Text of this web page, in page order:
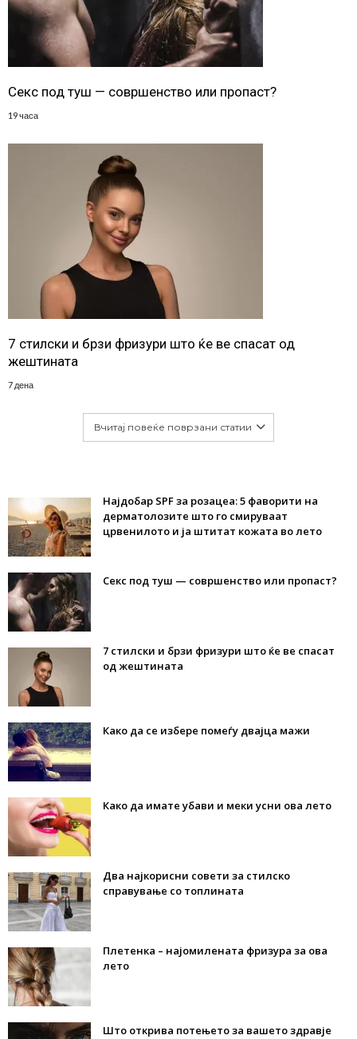
Секс под туш — совршенство или пропаст?
19 часа
7 стилски и брзи фризури што ќе ве спасат од
жештината
7 дена
Вчитај повеќе поврзани статии
Најдобар SPF за розацеа: 5 фаворити на
дерматолозите што го смируваат
црвенилото и ја штитат кожата во лето
Секс под туш — совршенство или пропаст?
7 стилски и брзи фризури што ќе ве спасат
од жештината
Како да се избере помеѓу двајца мажи
Како да имате убави и меки усни ова лето
Два најкорисни совети за стилско
справување со топлината
Плетенка – најомилената фризура за ова
лето
Што открива потењето за вашето здравје